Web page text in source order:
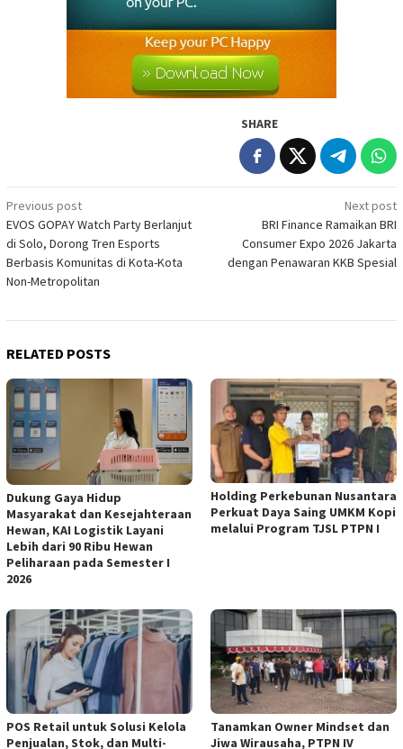
SHARE
Post
navigation
Previous post
EVOS GOPAY Watch Party Berlanjut
di Solo, Dorong Tren Esports
Berbasis Komunitas di Kota-Kota
Non-Metropolitan
Next post
BRI Finance Ramaikan BRI
Consumer Expo 2026 Jakarta
dengan Penawaran KKB Spesial
RELATED POSTS
Dukung Gaya Hidup
Masyarakat dan Kesejahteraan
Hewan, KAI Logistik Layani
Lebih dari 90 Ribu Hewan
Peliharaan pada Semester I
2026
Holding Perkebunan Nusantara
Perkuat Daya Saing UMKM Kopi
melalui Program TJSL PTPN I
POS Retail untuk Solusi Kelola
Penjualan, Stok, dan Multi-
Tanamkan Owner Mindset dan
Jiwa Wirausaha, PTPN IV